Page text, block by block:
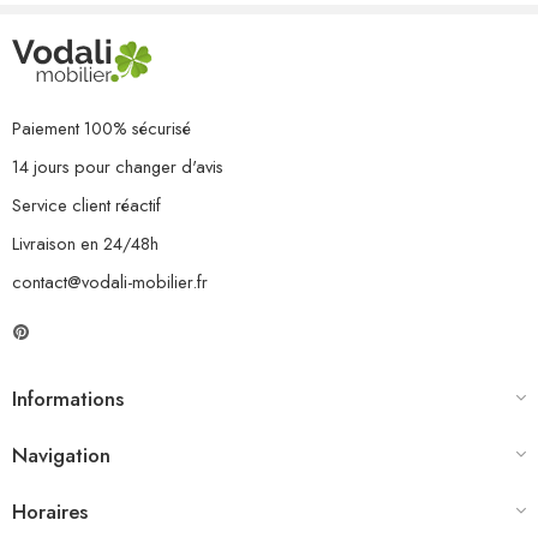
9 x coussin de dossier
Paiement 100% sécurisé
14 jours pour changer d'avis
Service client réactif
Livraison en 24/48h
contact@vodali-mobilier.fr
Informations
Navigation
Horaires